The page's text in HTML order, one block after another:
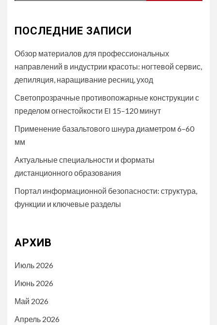
ПОСЛЕДНИЕ ЗАПИСИ
Обзор материалов для профессиональных
направлений в индустрии красоты: ногтевой сервис,
депиляция, наращивание ресниц, уход
Светопрозрачные противопожарные конструкции с
пределом огнестойкости EI 15–120 минут
Применение базальтового шнура диаметром 6–60
мм
Актуальные специальности и форматы
дистанционного образования
Портал информационной безопасности: структура,
функции и ключевые разделы
АРХИВ
Июль 2026
Июнь 2026
Май 2026
Апрель 2026